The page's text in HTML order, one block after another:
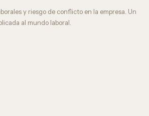
y riesgo de conflicto en la empresa. Un
al mundo laboral.